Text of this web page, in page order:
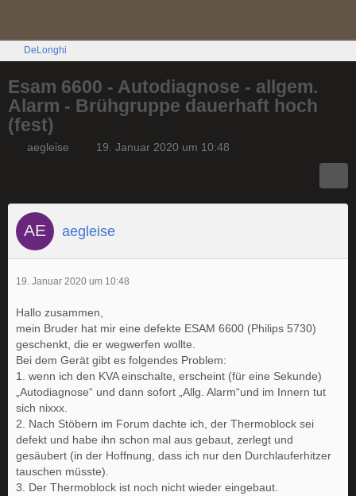
DeLonghi
Esam 6600 - Autodiagnose - allgem.
Alarm - Brühgruppe dauerhaft hoch
(fest)
aegleise 19. Januar 2020 um 10:48
aegleise
19. Januar 2020 um 10:48
Hallo zusammen,
mein Bruder hat mir eine defekte ESAM 6600 (Philips 5730)
geschenkt, die er wegwerfen wollte.
Bei dem Gerät gibt es folgendes Problem:
1. wenn ich den KVA einschalte, erscheint (für eine Sekunde)
„Autodiagnose“ und dann sofort „Allg. Alarm“und im Innern tut
sich nixxx.
2. Nach Stöbern im Forum dachte ich, der Thermoblock sei
defekt und habe ihn schon mal aus gebaut, zerlegt und
gesäubert (in der Hoffnung, dass ich nur den Durchlauferhitzer
tauschen müsste).
3. Der Thermoblock ist noch nicht wieder eingebaut.